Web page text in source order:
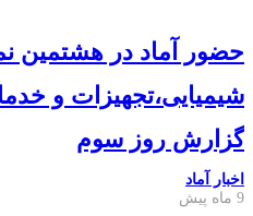
حضور آماد در هشتمین
شیمیایی،تجهیزات و
گزارش روز سوم
اخبار آماد
9 ماه پیش